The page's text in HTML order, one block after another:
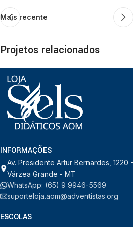
Mais recente
Projetos relacionados
Accessories
Potenti parturient parturie
INFORMAÇÕES
Av. Presidente Artur Bernardes, 1220
Várzea Grande - MT
WhatsApp: (65) 9 9946-5569
suporteloja.aom@adventistas.org
ESCOLAS